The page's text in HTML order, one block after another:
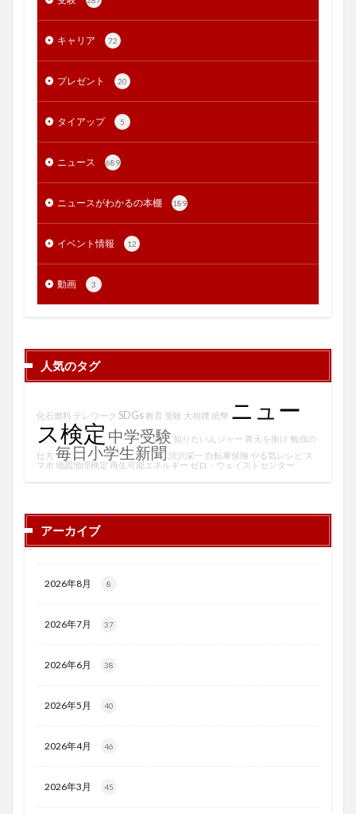
キャリア 72
プレゼント 20
タイアップ 5
ニュース 689
ニュースがわかるの本棚 189
イベント情報 12
動画 3
人気のタグ
化石燃料 テレワーク SDGs教育 受験 大相撲 紙幣 ニュー
ス検定 中学受験 知りたいんジャー 青天を衝け 勉強の
仕方 毎日小学生新聞 渋沢栄一 自転車保険 やる気レシピ ス
マホ 地図地理検定 再生可能エネルギー ゼロ・ウェイストセンター
アーカイブ
2026年8月 8
2026年7月 37
2026年6月 38
2026年5月 40
2026年4月 46
2026年3月 45